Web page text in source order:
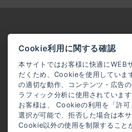
Cookie利用に関する確認
本サイトではお客様に快適にWEB
だくため、Cookieを使用していま
の適切な動作、コンテンツ・広告
ラフィック分析に使用されています
お客様は、 Cookieの利用を「許可
選択が可能で、拒否した場合は本
Cookie以外の使用を制限すること